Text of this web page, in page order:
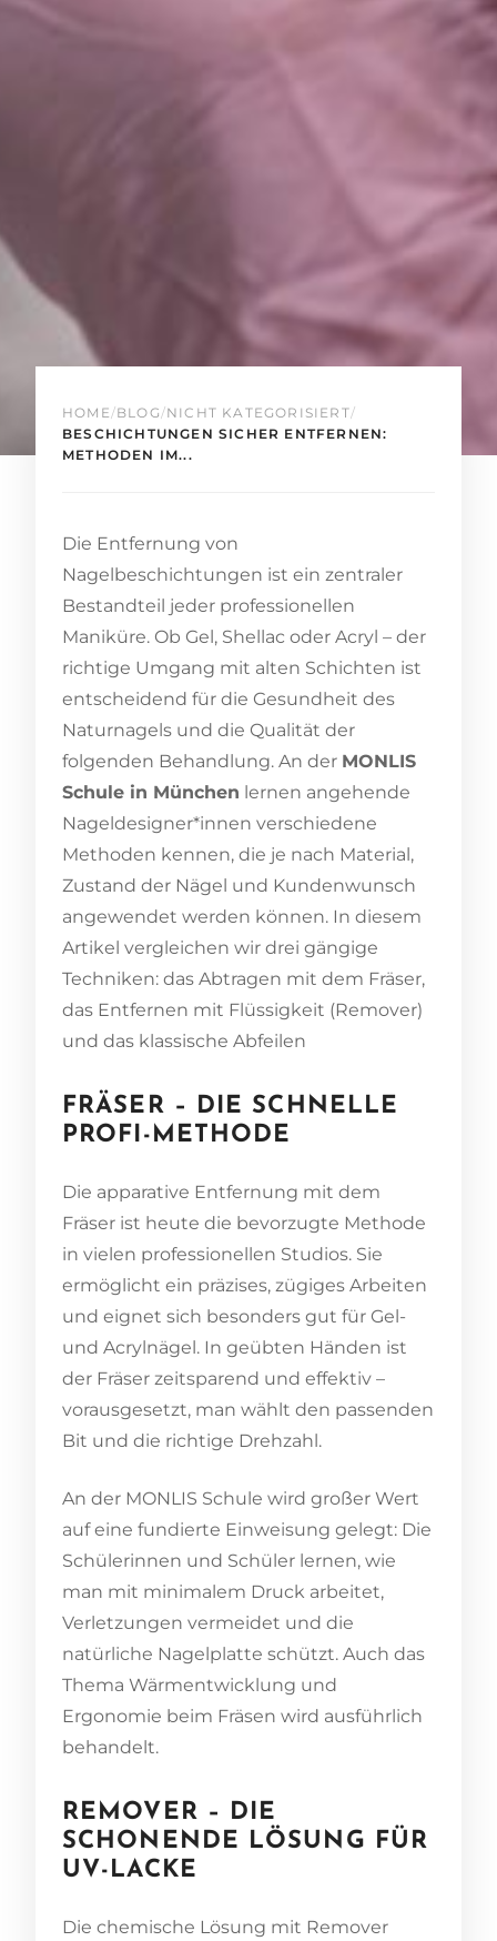
HOME /BLOG /NICHT KATEGORISIERT/
BESCHICHTUNGEN SICHER ENTFERNEN:
METHODEN IM...
Die Entfernung von
Nagelbeschichtungen ist ein zentraler
Bestandteil jeder professionellen
Maniküre. Ob Gel, Shellac oder Acryl – der
richtige Umgang mit alten Schichten ist
entscheidend für die Gesundheit des
Naturnagels und die Qualität der
folgenden Behandlung. An der MONLIS
Schule in München lernen angehende
Nageldesigner*innen verschiedene
Methoden kennen, die je nach Material,
Zustand der Nägel und Kundenwunsch
angewendet werden können. In diesem
Artikel vergleichen wir drei gängige
Techniken: das Abtragen mit dem Fräser,
das Entfernen mit Flüssigkeit (Remover)
und das klassische Abfeilen
FRÄSER – DIE SCHNELLE
PROFI-METHODE
Die apparative Entfernung mit dem
Fräser ist heute die bevorzugte Methode
in vielen professionellen Studios. Sie
ermöglicht ein präzises, zügiges Arbeiten
und eignet sich besonders gut für Gel-
und Acrylnägel. In geübten Händen ist
der Fräser zeitsparend und effektiv –
vorausgesetzt, man wählt den passenden
Bit und die richtige Drehzahl.
An der MONLIS Schule wird großer Wert
auf eine fundierte Einweisung gelegt: Die
Schülerinnen und Schüler lernen, wie
man mit minimalem Druck arbeitet,
Verletzungen vermeidet und die
natürliche Nagelplatte schützt. Auch das
Thema Wärmentwicklung und
Ergonomie beim Fräsen wird ausführlich
behandelt.
REMOVER – DIE
SCHONENDE LÖSUNG FÜR
UV-LACKE
Die chemische Lösung mit Remover